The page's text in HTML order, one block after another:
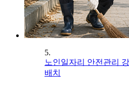
5.
노인일자리 안전관리
배치